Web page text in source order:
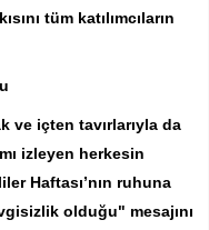
tüm katılımcıların
ve içten tavırlarıyla da
izleyen herkesin
Haftası’nın ruhuna
olduğu" mesajını